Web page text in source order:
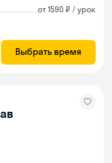
от 1590 ₽ / урок
Выбрать время